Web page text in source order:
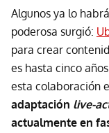
Algunos ya lo
poderosa surgió:
para crear
es hasta cinco
esta colaboración
adaptación live-
actualmente en